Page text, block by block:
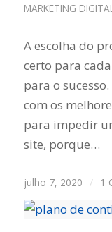
MARKETING DIGITAL
A escolha do
certo para
para o
com os
para impedir
site, porque…
julho 7, 2020 / 1